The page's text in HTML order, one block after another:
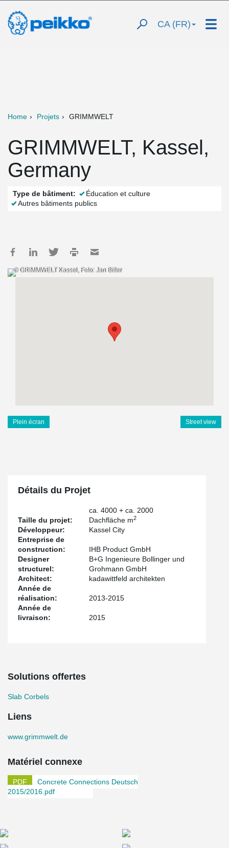
CA (FR)
Home Projets GRIMMWELT
GRIMMWELT, Kassel,
Germany
Type de bâtiment:
Éducation et culture
Autres bâtiments publics
© GRIMMWELT Kassel, Foto: Jan Bitter
Plein écran Street view
Détails du Projet
Taille du projet:
ca. 4000 + ca. 2000
Dachfläche m2
Développeur:
Kassel City
Entreprise de
construction:
IHB Product GmbH
Designer
structurel:
B+G Ingenieure Bollinger und
Grohmann GmbH
Architect:
kadawittfeld architekten
Année de
réalisation:
2013-2015
Année de
livraison:
2015
Solutions offertes
Slab Corbels
Liens
www.grimmwelt.de
Matériel connexe
Concrete Connections Deutsch
2015/2016.pdf